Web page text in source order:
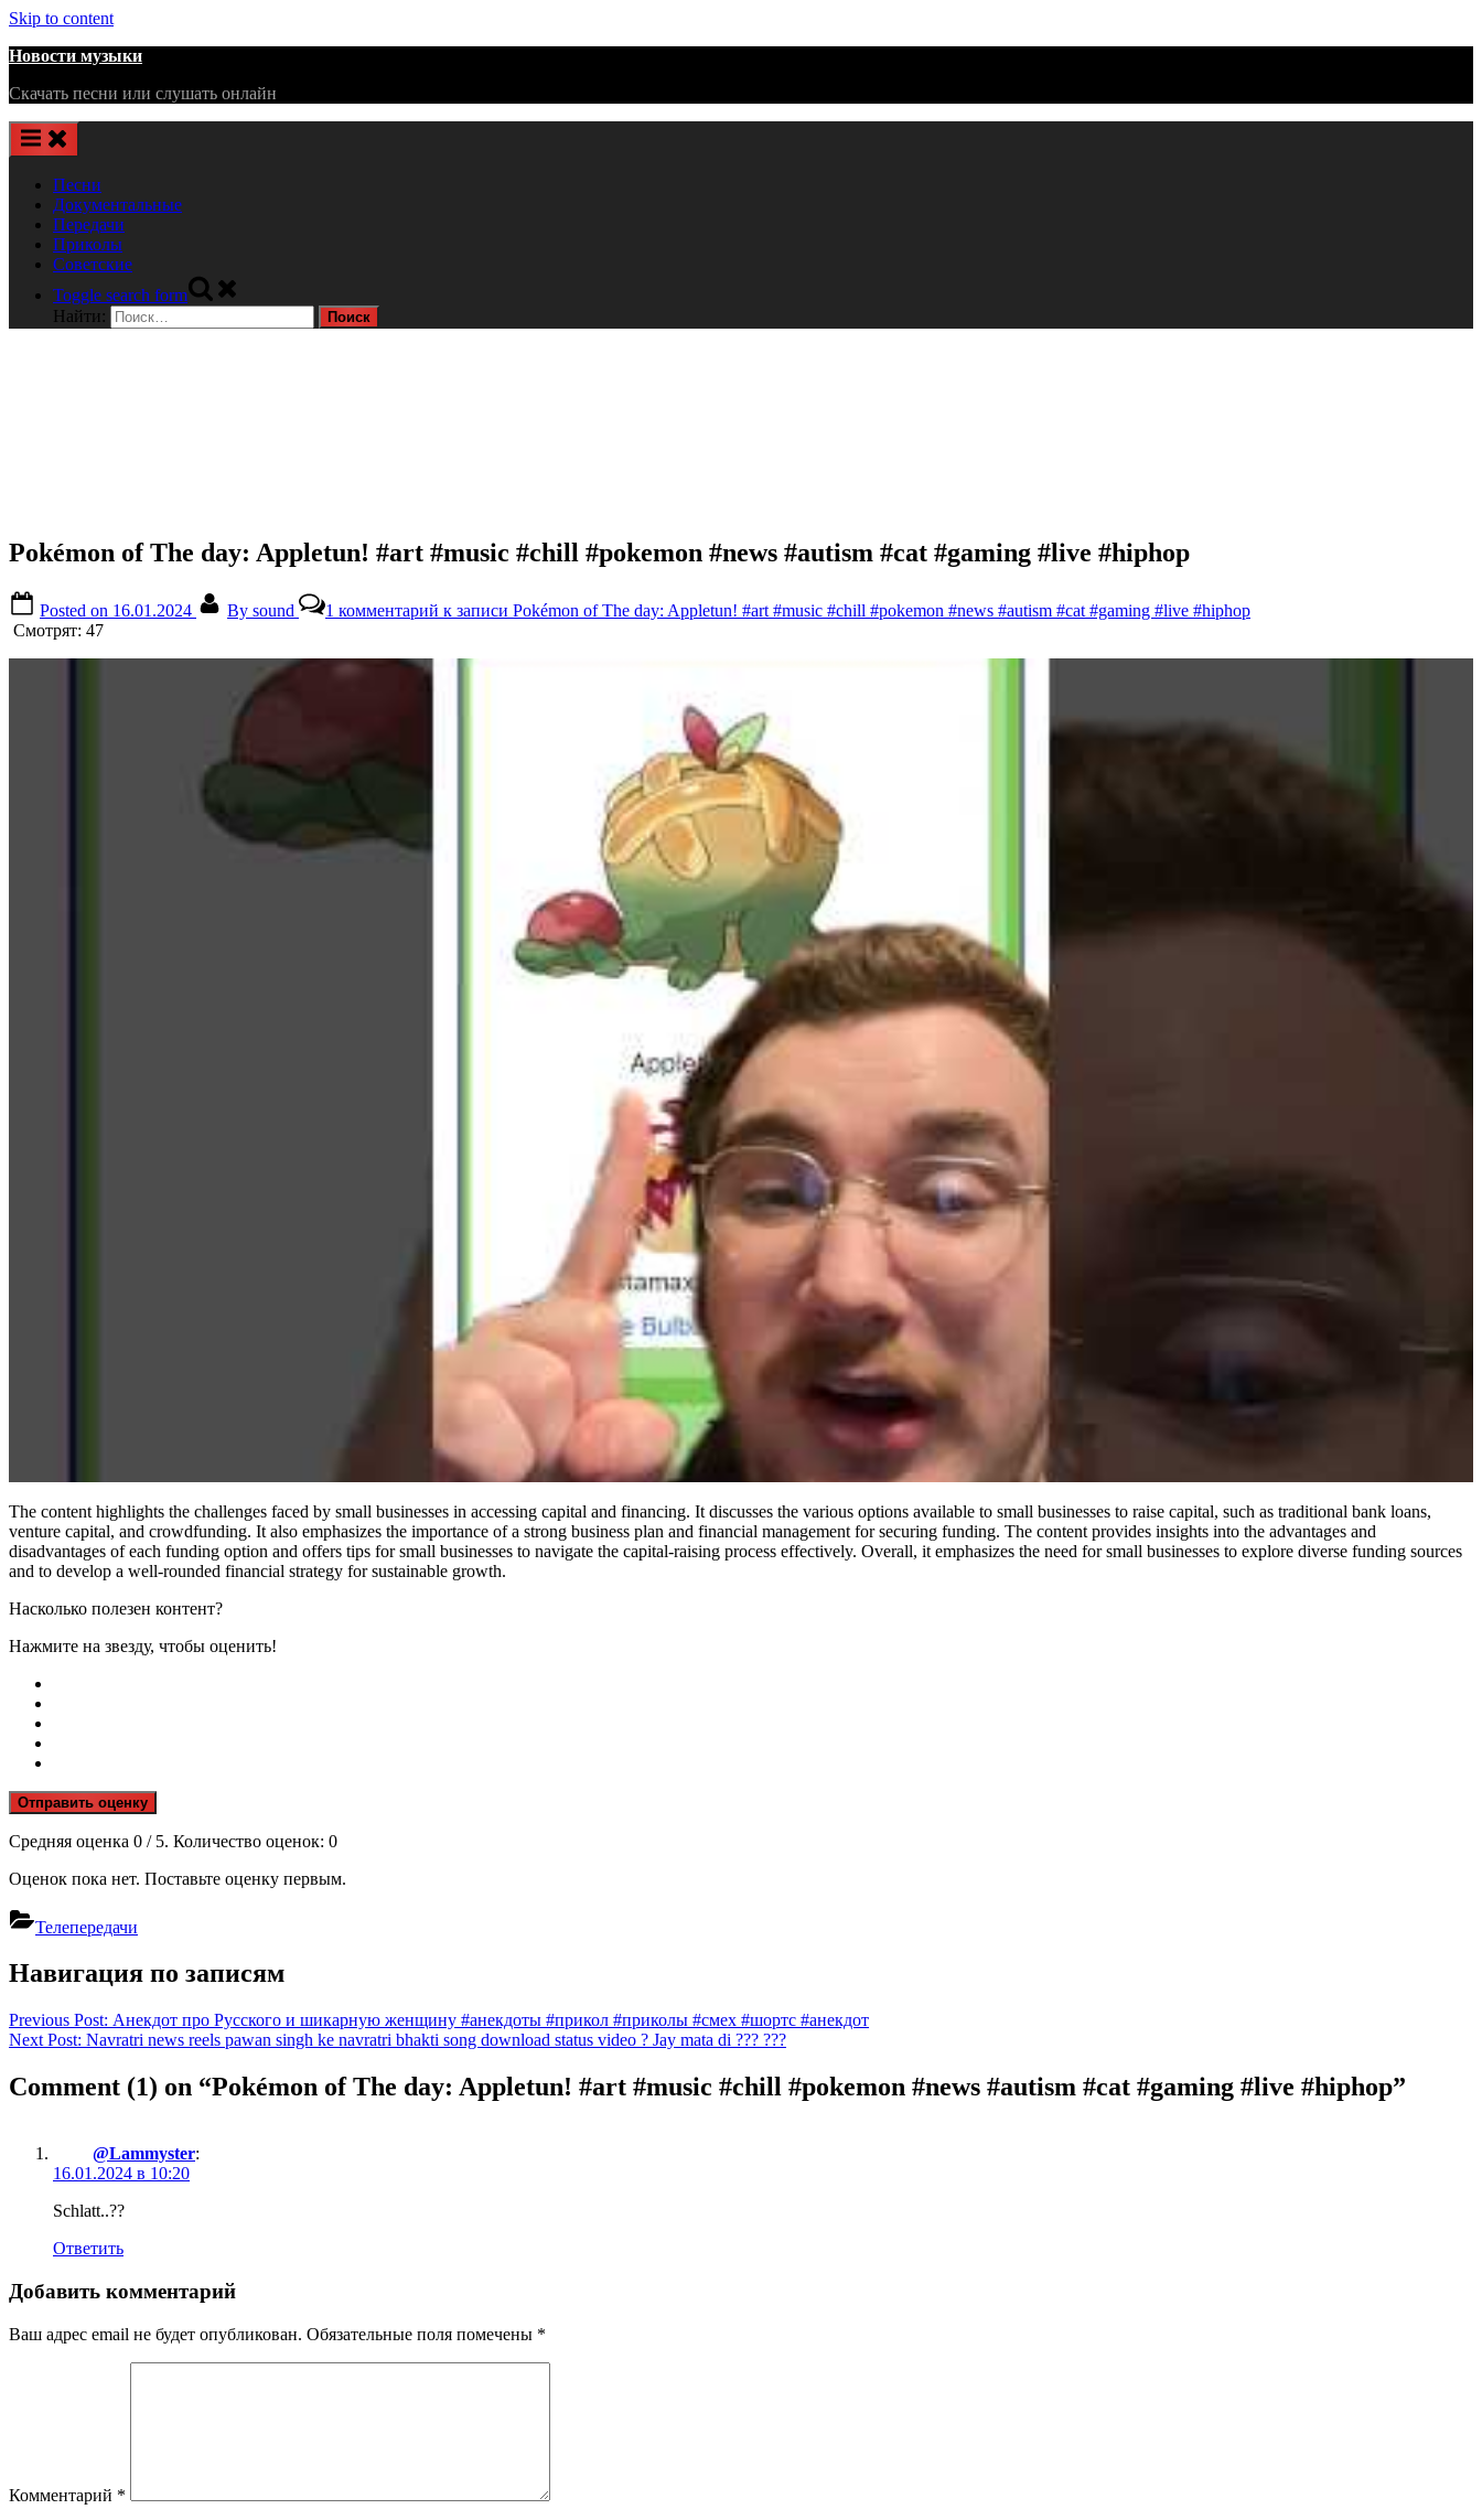
Skip to content
Новости музыки
Скачать песни или слушать онлайн
Песни
Документальные
Передачи
Приколы
Советские
Toggle search form
Найти:
Pokémon of The day: Appletun! #art #music #chill #pokemon #news #autism #cat #gaming #live #hiphop
Posted on 16.01.2024 By sound 1 комментарий к записи Pokémon of The day: Appletun! #art #music #chill #pokemon #news #autism #cat #gaming #live #hiphop
Смотрят: 47
The content highlights the challenges faced by small businesses in accessing capital and financing. It discusses the various options available to small businesses to raise capital, such as traditional bank loans,
venture capital, and crowdfunding. It also emphasizes the importance of a strong business plan and financial management for securing funding. The content provides insights into the advantages and
disadvantages of each funding option and offers tips for small businesses to navigate the capital-raising process effectively. Overall, it emphasizes the need for small businesses to explore diverse funding sources
and to develop a well-rounded financial strategy for sustainable growth.
Насколько полезен контент?
Нажмите на звезду, чтобы оценить!
Отправить оценку
Средняя оценка 0 / 5. Количество оценок: 0
Оценок пока нет. Поставьте оценку первым.
Телепередачи
Навигация по записям
Previous Post: Анекдот про Русского и шикарную женщину #анекдоты #прикол #приколы #смех #шортс #анекдот
Next Post: Navratri news reels pawan singh ke navratri bhakti song download status video ? Jay mata di ??? ???
Comment (1) on “Pokémon of The day: Appletun! #art #music #chill #pokemon #news #autism #cat #gaming #live #hiphop”
@Lammyster:
16.01.2024 в 10:20
Schlatt..??
Ответить
Добавить комментарий
Ваш адрес email не будет опубликован. Обязательные поля помечены *
Комментарий *